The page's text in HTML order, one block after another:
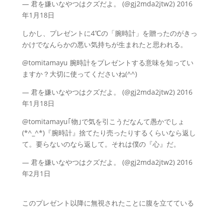
— 君を嫌いなやつはクズだよ。 (@gj2mda2jtw2) 2016
年1月18日
しかし、プレゼントに4℃の「腕時計」を贈ったのがきっ
かけでなんらかの悪い気持ちが生まれたと思われる。
@tomitamayu 腕時計をプレゼントする意味を知ってい
ますか？大切に使ってくださいね(^^)
— 君を嫌いなやつはクズだよ。 (@gj2mda2jtw2) 2016
年1月18日
@tomitamayu｢物｣で気を引こうだなんて愚かでしょ
(*^_^*)『腕時計』捨てたり売ったりするくらいなら返し
て。要らないのなら返して。それは僕の『心』だ。
— 君を嫌いなやつはクズだよ。 (@gj2mda2jtw2) 2016
年2月1日
このプレゼント以降に無視されたことに腹を立てている